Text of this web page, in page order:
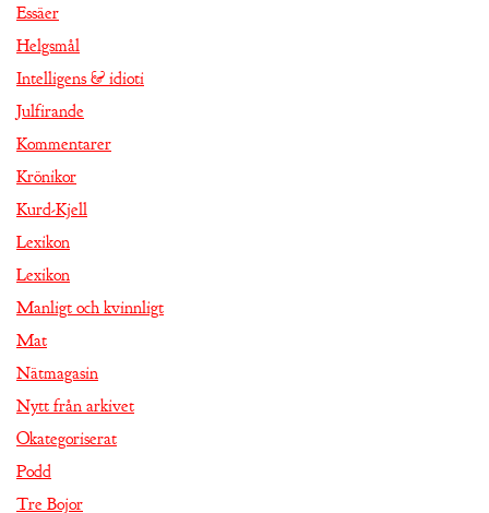
Essäer
Helgsmål
Intelligens & idioti
Julfirande
Kommentarer
Krönikor
Kurd-Kjell
Lexikon
Lexikon
Manligt och kvinnligt
Mat
Nätmagasin
Nytt från arkivet
Okategoriserat
Podd
Tre Bojor